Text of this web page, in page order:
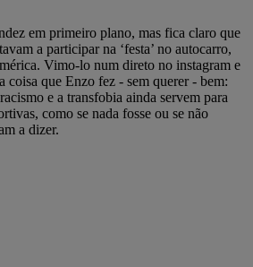
em primeiro plano, mas fica claro que
a participar na ‘festa’ no autocarro,
Vimo-lo num direto no instagram e
coisa que Enzo fez - sem querer - bem:
e a transfobia ainda servem para
como se nada fosse ou se não
a dizer.